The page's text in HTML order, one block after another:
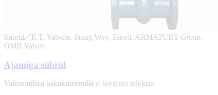
Siibrid
R.T. Valvole, Sistag Wey, Tecofi, ARMATURY Group,
OMB Valves
Ajamiga siibrid
Valitsemillasi hakukriteereillä ei löytynyt tuloksia.